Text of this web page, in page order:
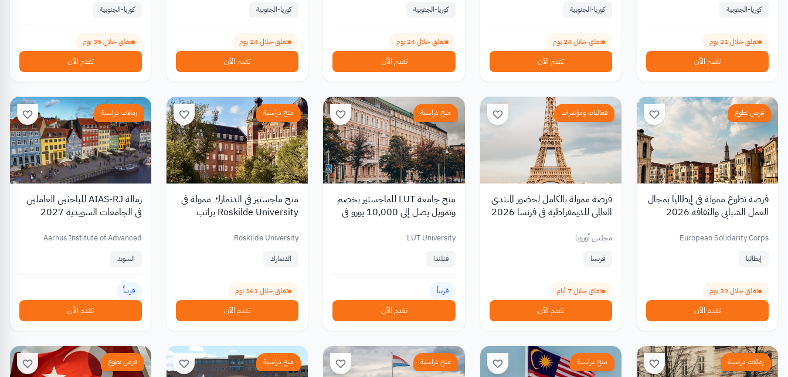
كوريا-الجنوبية
تغلق خلال 21 يوم
تقدم الآن
كوريا-الجنوبية
تغلق خلال 24 يوم
تقدم الآن
كوريا-الجنوبية
تغلق خلال 24 يوم
تقدم الآن
كوريا-الجنوبية
تغلق خلال 24 يوم
تقدم الآن
كوريا-الجنوبية
تغلق خلال 35 يوم
تقدم الآن
فرص تطوع
فرصة تطوع ممولة في إيطاليا بمجال
العمل الشبابي والثقافة 2026
European Solidarity Corps
إيطاليا
تغلق خلال 39 يوم
تقدم الآن
فعاليات ومؤتمرات
فرصة ممولة بالكامل لحضور المنتدى
العالمي للديمقراطية في فرنسا 2026
مجلس أوروبا
فرنسا
تغلق خلال 7 أيام
تقدم الآن
منح دراسية
منح جامعة LUT للماجستير بخصم
وتمويل يصل إلى 10,000 يورو في
LUT University
فنلندا
قريباً
تقدم الآن
منح دراسية
منح ماجستير في الدنمارك ممولة في
Roskilde University براتب
Roskilde University
الدنمارك
تغلق خلال 161 يوم
تقدم الآن
زمالات دراسية
زمالة AIAS-RJ للباحثين العاملين
في الجامعات السويدية 2027
Aarhus Institute of Advanced
السويد
قريباً
تقدم الآن
زمالات دراسية منح دراسية منح دراسية منح دراسية فرص تطوع